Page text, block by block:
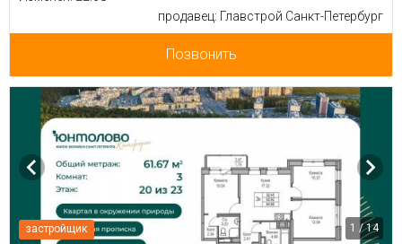
продавец: Главстрой Санкт-Петербург
Позвонить
застройщик 1 / 14